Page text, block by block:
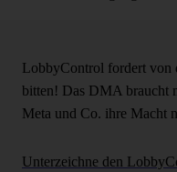
LobbyControl fordert von
bitten! Das DMA braucht
Meta und Co. ihre Macht
Unterzeichne den